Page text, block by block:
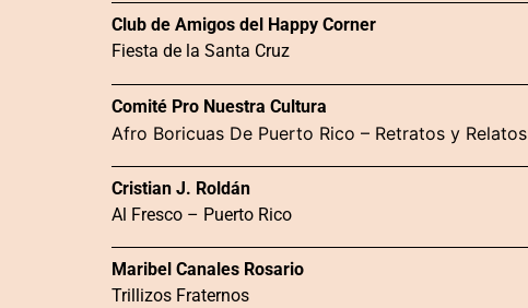
Club de Amigos del Happy Corner
Fiesta de la Santa Cruz
Comité Pro Nuestra Cultura
Afro Boricuas De Puerto Rico – Retratos y Relatos
Cristian J. Roldán
Al Fresco – Puerto Rico
Maribel Canales Rosario
Trillizos Fraternos